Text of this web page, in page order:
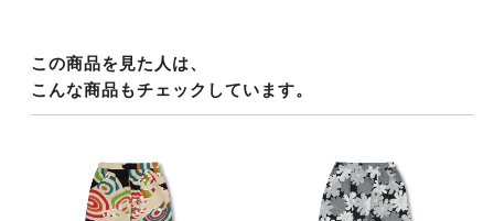
この商品を見た人は、
こんな商品もチェックしています。